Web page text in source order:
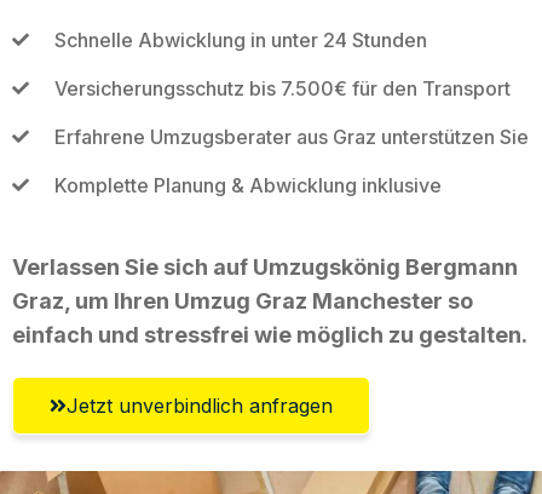
Schnelle Abwicklung in unter 24 Stunden
Versicherungsschutz bis 7.500€ für den Transport
Erfahrene Umzugsberater aus Graz unterstützen Sie
Komplette Planung & Abwicklung inklusive
Verlassen Sie sich auf Umzugskönig Bergmann
Graz, um Ihren Umzug Graz Manchester so
einfach und stressfrei wie möglich zu gestalten.
Jetzt unverbindlich anfragen